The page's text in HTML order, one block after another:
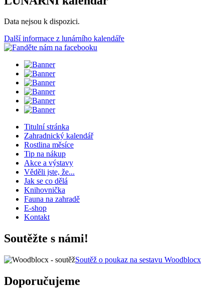
Data nejsou k dispozici.
Další informace z lunárního kalendáře
Titulní stránka
Zahradnický kalendář
Rostlina měsíce
Tip na nákup
Akce a výstavy
Věděli jste, že...
Jak se co dělá
Knihovnička
Fauna na zahradě
E-shop
Kontakt
Soutěžte s námi!
Soutěž o poukaz na sestavu Woodblocx
Doporučujeme